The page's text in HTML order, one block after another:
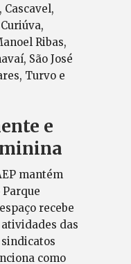
Cascavel,
Ribas,
São José
Turvo e
e
mantém
recebe
das
como